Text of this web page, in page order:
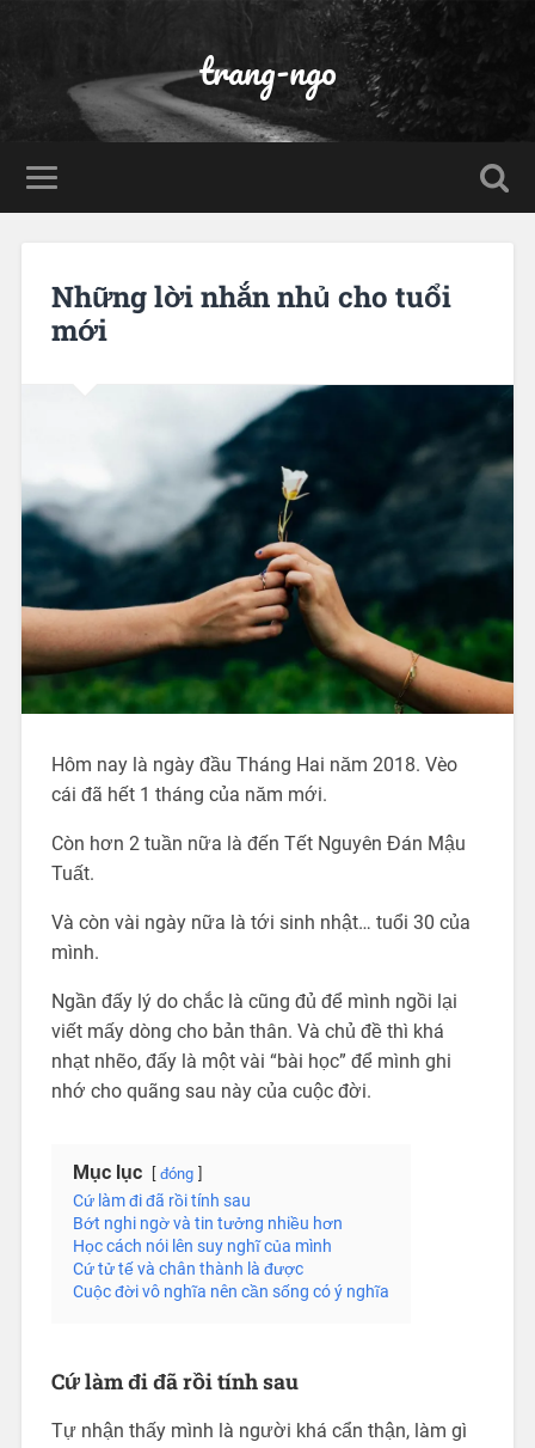
trang-ngo
Những lời nhắn nhủ cho tuổi
mới
Hôm nay là ngày đầu Tháng Hai năm 2018. Vèo
cái đã hết 1 tháng của năm mới.
Còn hơn 2 tuần nữa là đến Tết Nguyên Đán Mậu
Tuất.
Và còn vài ngày nữa là tới sinh nhật… tuổi 30 của
mình.
Ngần đấy lý do chắc là cũng đủ để mình ngồi lại
viết mấy dòng cho bản thân. Và chủ đề thì khá
nhạt nhẽo, đấy là một vài “bài học” để mình ghi
nhớ cho quãng sau này của cuộc đời.
Mục lục đóng
Cứ làm đi đã rồi tính sau
Bớt nghi ngờ và tin tưởng nhiều hơn
Học cách nói lên suy nghĩ của mình
Cứ tử tế và chân thành là được
Cuộc đời vô nghĩa nên cần sống có ý nghĩa
Cứ làm đi đã rồi tính sau
Tự nhận thấy mình là người khá cẩn thận, làm gì